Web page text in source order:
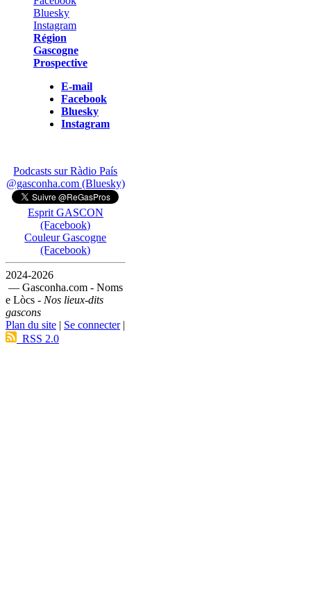
Région
Gascogne
Prospective
E-mail
Facebook
Bluesky
Instagram
Podcasts sur Ràdio País
@gasconha.com (Bluesky)
Esprit GASCON
(Facebook)
Couleur Gascogne
(Facebook)
2024-2026
— Gasconha.com - Noms
e Lòcs - Nos lieux-dits
gascons
Plan du site | Se connecter|
RSS 2.0